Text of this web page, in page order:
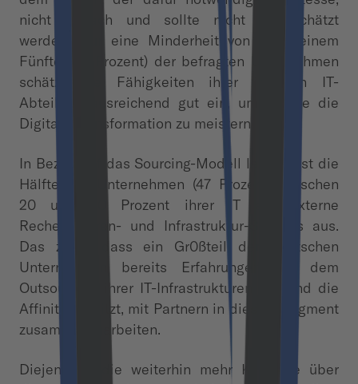
nicht einfach und sollte nicht unterschätzt
werden. Nur eine Minderheit von etwa einem
Fünftel (19 Prozent) der befragten Unternehmen
schätzt die Fähigkeiten ihrer internen IT-
Abteilung ausreichend gut ein, um alleine die
Digitale Transformation zu meistern.
In Bezug auf das Sourcing-Modell lagert fast die
Hälfte der Unternehmen (47 Prozent) zwischen
20 und 80 Prozent ihrer IT auf externe
Rechenzentren- und Infrastruktur-Services aus.
Das zeigt, dass ein Gr0ßteil der deutschen
Unternehmen bereits Erfahrungen mit dem
Outsourcing ihrer IT-Infrastrukturen hat und die
Affinität besitzt, mit Partnern in diesem Segment
zusammenzuarbeiten.
Diejenigen, die weiterhin mehr Kontrolle über